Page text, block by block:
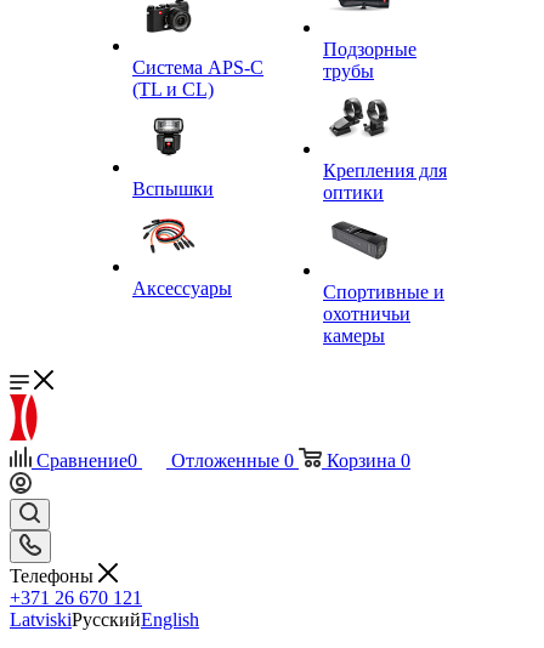
Система APS-C
(TL и CL)
Вспышки
Аксессуары
Подзорные
трубы
Крепления для
оптики
Спортивные и
охотничьи
камеры
Сравнение0 Отложенные 0 Корзина 0
Телефоны
+371 26 670 121
LatviskiРусскийEnglish